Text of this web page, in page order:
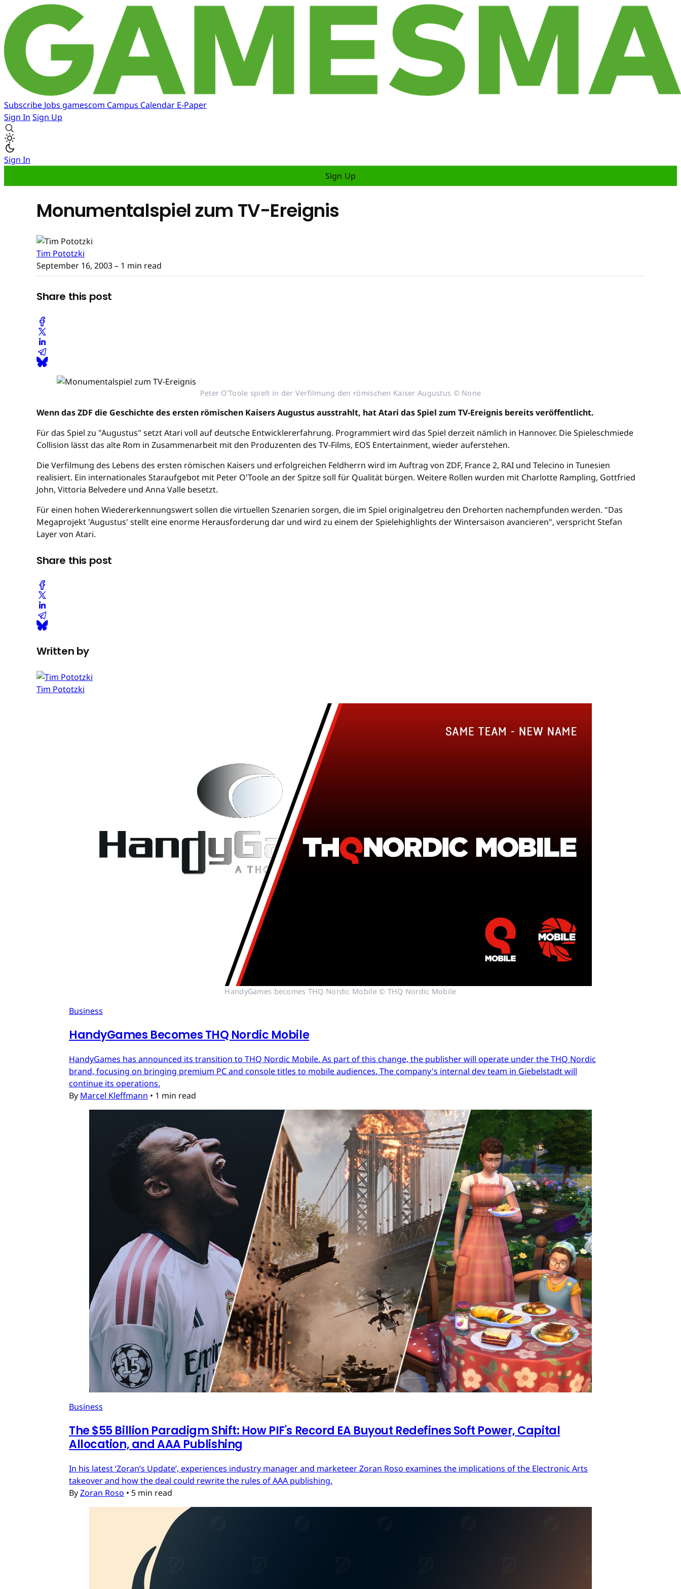
Subscribe Jobs gamescom Campus Calendar E-Paper
Sign In Sign Up
Sign In
Sign Up
Monumentalspiel zum TV-Ereignis
Tim Pototzki
September 16, 2003– 1 min read
Share this post
Peter O'Toole spielt in der Verfilmung den römischen Kaiser Augustus © None
Wenn das ZDF die Geschichte des ersten römischen Kaisers Augustus ausstrahlt, hat Atari das Spiel zum TV-Ereignis bereits veröffentlicht.
Für das Spiel zu "Augustus" setzt Atari voll auf deutsche Entwicklererfahrung. Programmiert wird das Spiel derzeit nämlich in Hannover. Die Spieleschmiede
Collision lässt das alte Rom in Zusammenarbeit mit den Produzenten des TV-Films, EOS Entertainment, wieder auferstehen.
Die Verfilmung des Lebens des ersten römischen Kaisers und erfolgreichen Feldherrn wird im Auftrag von ZDF, France 2, RAI und Telecino in Tunesien
realisiert. Ein internationales Staraufgebot mit Peter O'Toole an der Spitze soll für Qualität bürgen. Weitere Rollen wurden mit Charlotte Rampling, Gottfried
John, Vittoria Belvedere und Anna Valle besetzt.
Für einen hohen Wiedererkennungswert sollen die virtuellen Szenarien sorgen, die im Spiel originalgetreu den Drehorten nachempfunden werden. "Das
Megaprojekt 'Augustus' stellt eine enorme Herausforderung dar und wird zu einem der Spielehighlights der Wintersaison avancieren", verspricht Stefan
Layer von Atari.
Share this post
Written by
Tim Pototzki
HandyGames becomes THQ Nordic Mobile © THQ Nordic Mobile
Business
HandyGames Becomes THQ Nordic Mobile
HandyGames has announced its transition to THQ Nordic Mobile. As part of this change, the publisher will operate under the THQ Nordic
brand, focusing on bringing premium PC and console titles to mobile audiences. The company's internal dev team in Giebelstadt will
continue its operations.
By Marcel Kleffmann • 1 min read
Business
The $55 Billion Paradigm Shift: How PIF's Record EA Buyout Redefines Soft Power, Capital
Allocation, and AAA Publishing
In his latest ‘Zoran’s Update’, experiences industry manager and marketeer Zoran Roso examines the implications of the Electronic Arts
takeover and how the deal could rewrite the rules of AAA publishing.
ByZoran Roso • 5 min read